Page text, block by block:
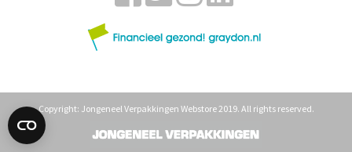
Copyright: Jongeneel Verpakkingen Webstore 2019. All rights reserved.